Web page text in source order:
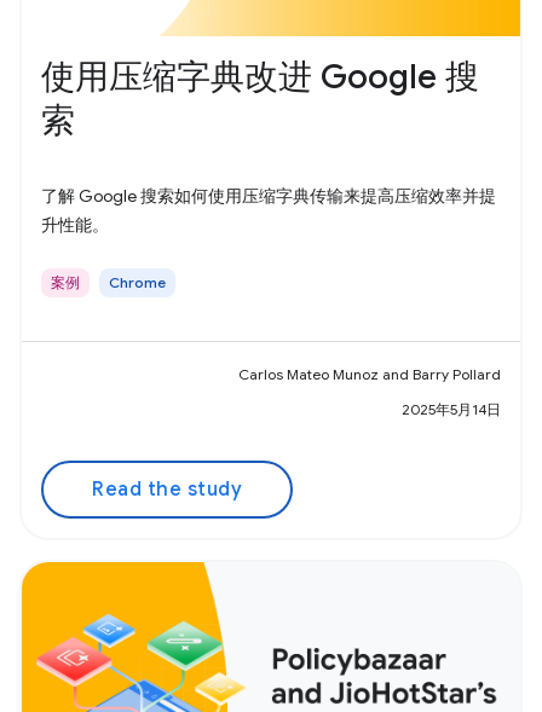
使用压缩字典改进 Google 搜
索
了解 Google 搜索如何使用压缩字典传输来提高压缩效率并提
升性能。
案例 Chrome
Carlos Mateo Munoz and Barry Pollard
2025年5月14日
Read the study